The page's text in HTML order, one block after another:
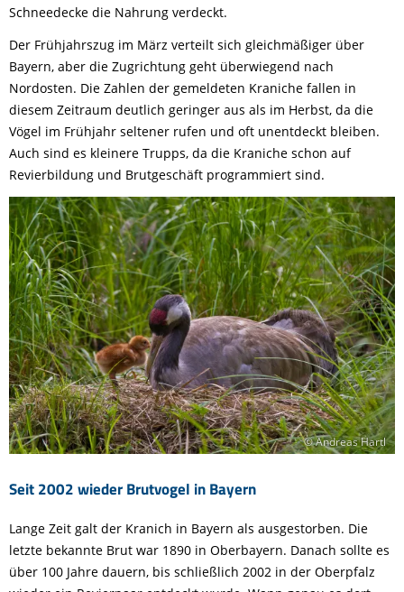
Schneedecke die Nahrung verdeckt.
Der Frühjahrszug im März verteilt sich gleichmäßiger über
Bayern, aber die Zugrichtung geht überwiegend nach
Nordosten. Die Zahlen der gemeldeten Kraniche fallen in
diesem Zeitraum deutlich geringer aus als im Herbst, da die
Vögel im Frühjahr seltener rufen und oft unentdeckt bleiben.
Auch sind es kleinere Trupps, da die Kraniche schon auf
Revierbildung und Brutgeschäft programmiert sind.
Seit 2002 wieder Brutvogel in Bayern
© Andreas Hartl
Lange Zeit galt der Kranich in Bayern als ausgestorben. Die
letzte bekannte Brut war 1890 in Oberbayern. Danach sollte es
über 100 Jahre dauern, bis schließlich 2002 in der Oberpfalz